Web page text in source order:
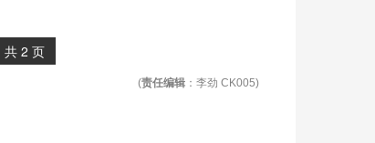
共 2 页
(责任编辑 ：李劲 CK005)